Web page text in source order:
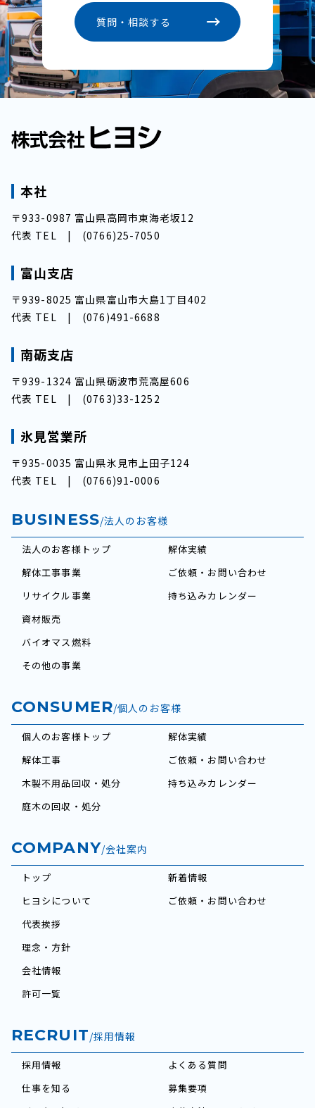
質問・相談する
本社
〒933-0987 富山県高岡市東海老坂12
代表 TEL | (0766)25-7050
富山支店
〒939-8025 富山県富山市大島1丁目402
代表 TEL | (076)491-6688
南砺支店
〒939-1324 富山県砺波市荒高屋606
代表 TEL | (0763)33-1252
氷見営業所
〒935-0035 富山県氷見市上田子124
代表 TEL | (0766)91-0006
BUSINESS/法人のお客様
法人のお客様トップ
解体工事事業
リサイクル事業
資材販売
バイオマス燃料
その他の事業
解体実績
ご依頼・お問い合わせ
持ち込みカレンダー
CONSUMER/個人のお客様
個人のお客様トップ
解体工事
木製不用品回収・処分
庭木の回収・処分
解体実績
ご依頼・お問い合わせ
持ち込みカレンダー
COMPANY/会社案内
トップ
ヒヨシについて
代表挨拶
理念・方針
会社情報
許可一覧
新着情報
ご依頼・お問い合わせ
RECRUIT/採用情報
採用情報
仕事を知る
よくある質問
募集要項